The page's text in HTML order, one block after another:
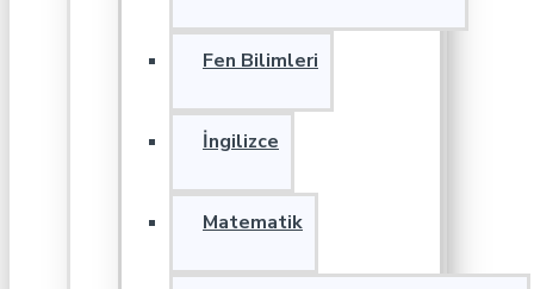
Fen Bilimleri
İngilizce
Matematik